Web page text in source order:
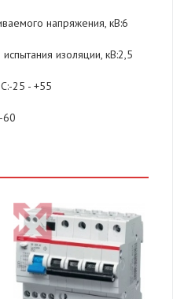
напряжения, кВ:6
изоляции, кВ:2,5
25 - +55
60